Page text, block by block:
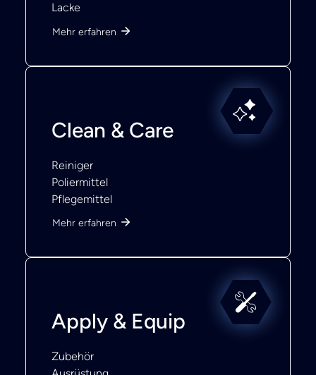
Lacke
Mehr erfahren
Clean & Care
Reiniger
Poliermittel
Pflegemittel
Mehr erfahren
Apply & Equip
Zubehör